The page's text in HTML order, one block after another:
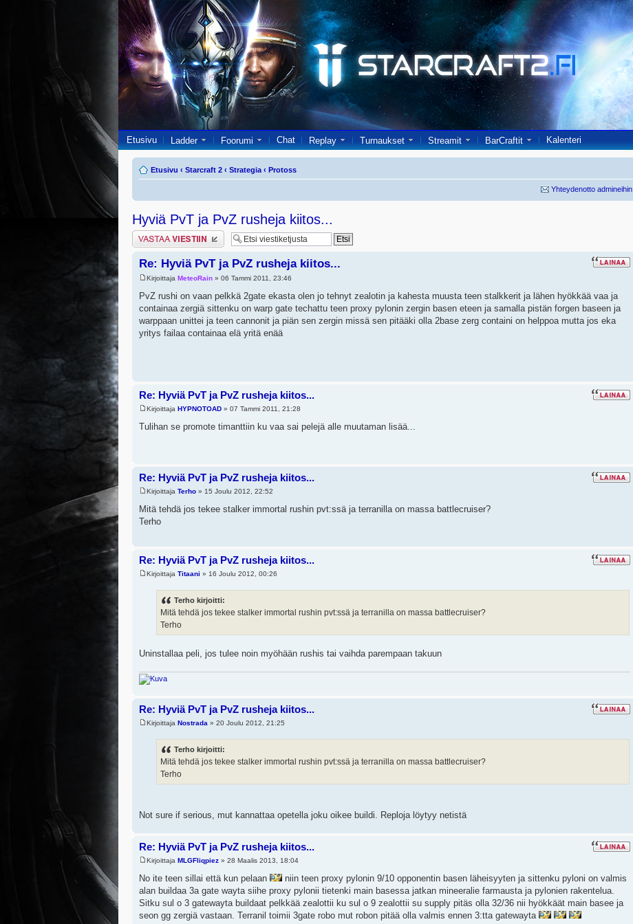
Etusivu Ladder Foorumi Chat Replay Turnaukset Streamit BarCraftit Kalenteri
Etusivu ‹ Starcraft 2 ‹ Strategia ‹ Protoss
Yhteydenotto admineihin
Hyviä PvT ja PvZ rusheja kiitos...
Lähetä vastaus
Re: Hyviä PvT ja PvZ rusheja kiitos...
Kirjoittaja MeteoRain » 06 Tammi 2011, 23:46
PvZ rushi on vaan pelkkä 2gate ekasta olen jo tehnyt zealotin ja kahesta muusta teen stalkkerit ja lähen hyökkää vaa ja
containaa zergiä sittenku on warp gate techattu teen proxy pylonin zergin basen eteen ja samalla pistän forgen baseen ja
warppaan unittei ja teen cannonit ja piän sen zergin missä sen pitääki olla 2base zerg containi on helppoa mutta jos eka
yritys failaa containaa elä yritä enää
Re: Hyviä PvT ja PvZ rusheja kiitos...
Kirjoittaja HYPNOTOAD » 07 Tammi 2011, 21:28
Tulihan se promote timanttiin ku vaa sai pelejä alle muutaman lisää...
Re: Hyviä PvT ja PvZ rusheja kiitos...
Kirjoittaja Terho » 15 Joulu 2012, 22:52
Mitä tehdä jos tekee stalker immortal rushin pvt:ssä ja terranilla on massa battlecruiser?
Terho
Re: Hyviä PvT ja PvZ rusheja kiitos...
Kirjoittaja Titaani » 16 Joulu 2012, 00:26
Terho kirjoitti:
Mitä tehdä jos tekee stalker immortal rushin pvt:ssä ja terranilla on massa battlecruiser?
Terho
Uninstallaa peli, jos tulee noin myöhään rushis tai vaihda parempaan takuun
Re: Hyviä PvT ja PvZ rusheja kiitos...
Kirjoittaja Nostrada » 20 Joulu 2012, 21:25
Terho kirjoitti:
Mitä tehdä jos tekee stalker immortal rushin pvt:ssä ja terranilla on massa battlecruiser?
Terho
Not sure if serious, mut kannattaa opetella joku oikee buildi. Reploja löytyy netistä
Re: Hyviä PvT ja PvZ rusheja kiitos...
Kirjoittaja MLGFliqpiez » 28 Maalis 2013, 18:04
No ite teen sillai että kun pelaan
niin teen proxy pylonin 9/10 opponentin basen läheisyyten ja sittenku pyloni on valmis
alan buildaa 3a gate wayta siihe proxy pylonii tietenki main basessa jatkan mineeralie farmausta ja pylonien rakentelua.
Sitku sul o 3 gatewayta buildaat pelkkää zealottii ku sul o 9 zealottii su supply pitäs olla 32/36 nii hyökkäät main basee ja
seon gg zergiä vastaan. Terranil toimii 3gate robo mut robon pitää olla valmis ennen 3:tta gatewayta